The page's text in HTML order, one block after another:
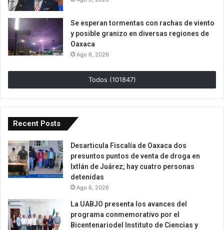
Se esperan tormentas con rachas de viento
y posible granizo en diversas regiones de
Oaxaca
Ago 6, 2026
Todos (101847)
Recent Posts
Desarticula Fiscalía de Oaxaca dos
presuntos puntos de venta de droga en
Ixtlán de Juárez; hay cuatro personas
detenidas
Ago 6, 2026
La UABJO presenta los avances del
programa conmemorativo por el
Bicentenariodel Instituto de Ciencias y